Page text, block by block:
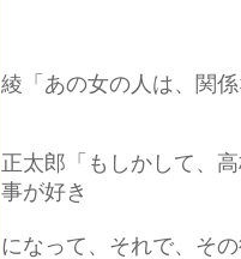
綾「あの女の人は、関
正太郎「もしかして、
事が好き
になって、それで、そ